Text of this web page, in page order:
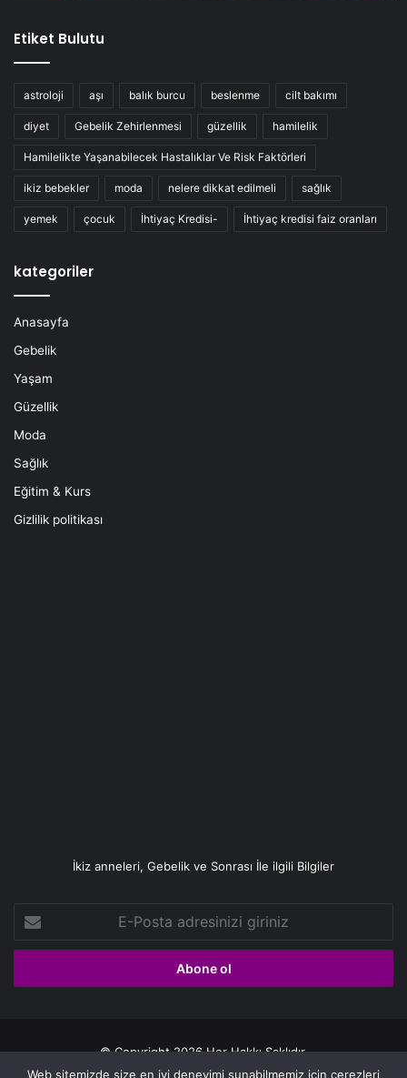
Etiket Bulutu
astroloji aşı balık burcu beslenme cilt bakımı
diyet Gebelik Zehirlenmesi güzellik hamilelik
Hamilelikte Yaşanabilecek Hastalıklar Ve Risk Faktörleri
ikiz bebekler moda nelere dikkat edilmeli sağlık
yemek çocuk İhtiyaç Kredisi- İhtiyaç kredisi faiz oranları
kategoriler
Anasayfa
Gebelik
Yaşam
Güzellik
Moda
Sağlık
Eğitim & Kurs
Gizlilik politikası
İkiz anneleri, Gebelik ve Sonrası İle ilgili Bilgiler
Posta
adresinizi
© Copyright 2026 Her Hakkı Saklıdır.
Web sitemizde size en iyi deneyimi sunabilmemiz için çerezleri